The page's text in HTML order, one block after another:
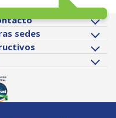
sedes